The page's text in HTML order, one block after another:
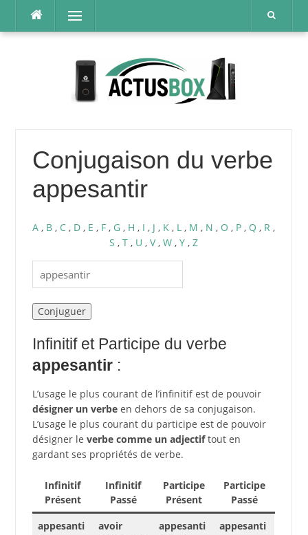
contenu
Menu
Conjugaison du verbe
appesantir
A , B , C , D , E , F , G , H , I , J , K , L , M , N , O , P , Q , R ,
S , T , U , V, W , Y , Z
Infinitif et Participe du verbe
appesantir:
L’usage le plus courant de l’infinitif est de pouvoir
désigner un verbeen dehors de sa conjugaison.
L’usage le plus courant du participe est de pouvoir
désigner le verbe comme un adjectiftout en
gardant ses propriétés de verbe.
Infinitif
Présent
Infinitif
Passé
Participe
Présent
Participe
Passé
appesanti
avoir
appesanti
appesanti